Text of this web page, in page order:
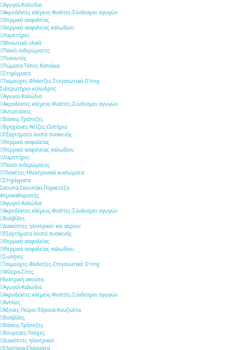
Αγωγοί-Καλώδια
Ακροδέκτες κλέμενς-Φισέτες-Σύνδεσμοι αγωγών
Θερμικά ασφαλείας
Θερμικά ασφαλείας καλωδίου
Λαμπτήρες
Μονωτικά υλικά
Πανιά σιδερώματος
Πυκνωτές
Πώματα-Τάπες-Καπάκια
Στηρίγματα
Τσιμούχες-Φλάντζες-Στεγανωτικά O'ring
Σιδερωτήριο κύλινδρος
Αγωγοί-Καλώδια
Ακροδέκτες κλέμενς-Φισέτες-Σύνδεσμοι αγωγών
Αντιστάσεις
Βάσεις-Τράπεζες
Βραχίονες-Ντίζες-Ωστήρια
Εξαρτήματα λοιπά συσκευής
Θερμικά ασφαλείας
Θερμικά ασφαλείας καλωδίου
Λαμπτήρες
Πανιά σιδερώματος
Πλακέτες-Ηλεκτρονικά κυκλώματα
Στηρίγματα
Σκούπα-Σκουπάκι-Παρκετέζα
Ατμοκαθαριστής
Αγωγοί-Καλώδια
Ακροδέκτες κλέμενς-Φισέτες-Σύνδεσμοι αγωγών
Βαλβίδες
Διακόπτες ηλεκτρικοί και αερίου
Εξαρτήματα λοιπά συσκευής
Θερμικά ασφαλείας
Θερμικά ασφαλείας καλωδίου
Σωλήνες
Τσιμούχες-Φλάντζες-Στεγανωτικά O'ring
Φίλτρα-Σίτες
Ηλεκτρική σκούπα
Αγωγοί-Καλώδια
Ακροδέκτες κλέμενς-Φισέτες-Σύνδεσμοι αγωγών
Αντλίες
Άξονες-Πείροι-Έδρανα-Κουζινέτα
Βαλβίδες
Βάσεις-Τράπεζες
Βούρτσες-Τσόχες
Διακόπτες ηλεκτρικοί
Ελατήρια-Ελάσματα